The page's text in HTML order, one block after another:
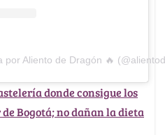
por Aliento de Dragón 🔥
donde consigue los
Bogotá; no dañan la dieta